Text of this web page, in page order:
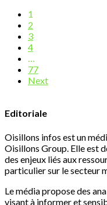
1
2
3
4
…
77
Next
Editoriale
Oisillons infos est un
Oisillons Group. Elle est
des enjeux liés aux
particulier sur le secteur
Le média propose des
visant à informer et